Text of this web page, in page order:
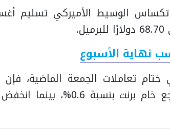
نهاية الأسبوع
تعاملات الجمعة الماضية، فإن
سجلا خسائر أسبوعية، إذ تراجع خام